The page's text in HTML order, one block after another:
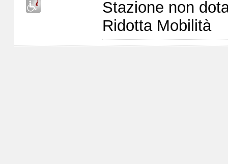
Stazione non
Ridotta Mobilità